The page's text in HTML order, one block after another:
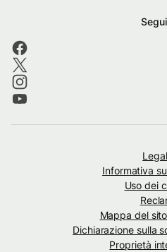
Informativa
Uso dei
Mappa del
Dichiarazione sulla
Proprietà